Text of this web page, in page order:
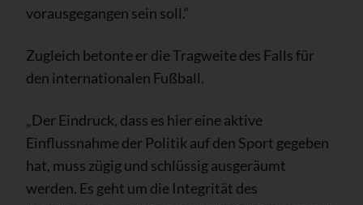
vorausgegangen sein soll.“
Zugleich betonte er die Tragweite des Falls für
den internationalen Fußball.
„Der Eindruck, dass es hier eine aktive
Einflussnahme der Politik auf den Sport gegeben
hat, muss zügig und schlüssig ausgeräumt
werden. Es geht um die Integrität des